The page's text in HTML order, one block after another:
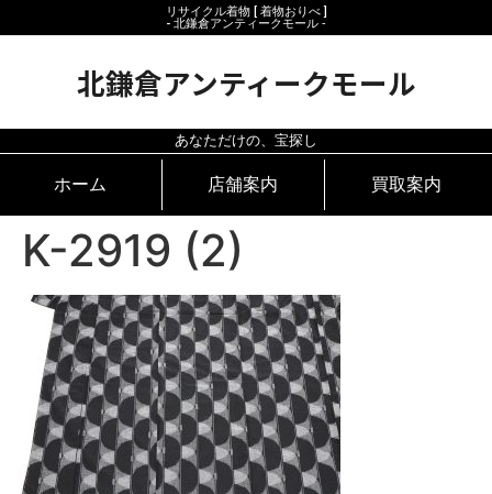
リサイクル着物 [ 着物おりべ ]
- 北鎌倉アンティークモール ‐
北鎌倉アンティークモール
あなただけの、宝探し
ホーム 店舗案内 買取案内
K-2919 (2)